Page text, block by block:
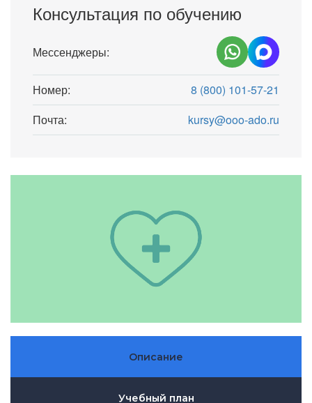
Консультация по обучению
Мессенджеры:
Номер:
8 (800) 101-57-21
Почта:
kursy@ooo-ado.ru
Описание
Учебный план